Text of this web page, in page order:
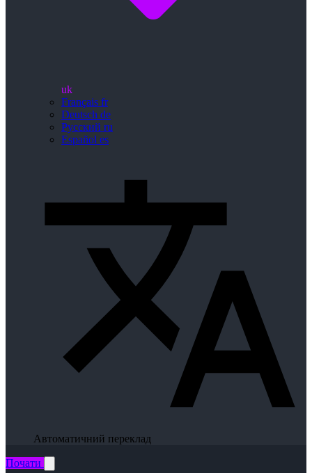
uk
Français fr
Deutsch de
Русский ru
Español es
Автоматичний переклад
Почати